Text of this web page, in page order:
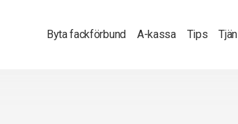
Byta fackförbund A-kassa Tips